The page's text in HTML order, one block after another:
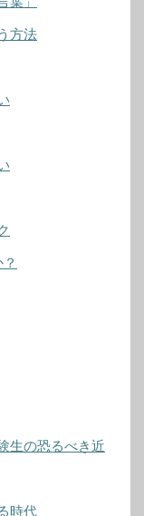
方法
生の恐るべき近
時代